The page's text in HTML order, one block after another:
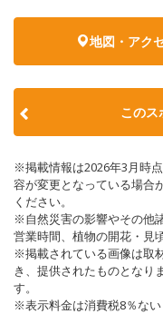
地図・アク
このス
※掲載情報は2026年3月時
容が変更となっている場合
ください。
※自然災害の影響やその他
営業時間、植物の開花・見
※掲載されている画像は取
き、提供されたものとなり
す。
※表示料金は消費税8％ない